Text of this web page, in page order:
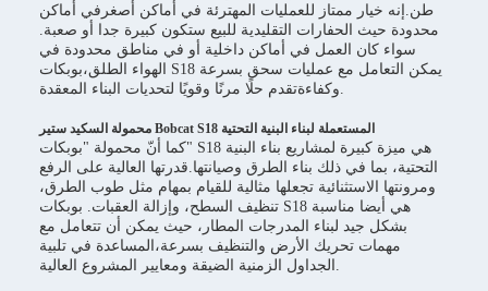
طن.إنه خيار ممتاز للعمليات المهترئة في أماكن أصغرفي أماكن
محدودة حيث الحفارات التقليدية للبيع ستكون كبيرة جدا أو صعبة.
سواء كان العمل في أماكن داخلية أو في مناطق محدودة في
الهواء الطلق،بوبكات S18 يمكن التعامل مع عمليات سحق بسرعة
وكفاءةتقدم حلًا مرنًا وقويًا لتحديات البناء المعقدة.
محمولة السكيد ستير Bobcat S18 المستعملة لبناء البنية التحتية
كما أنّ محمولة "بوبكات" S18 هي ميزة كبيرة لمشاريع بناء البنية
التحتية، بما في ذلك بناء الطرق وصيانتها.قدرتها العالية على الرفع
ومرونتها الاستثنائية تجعلها مثالية للقيام بمهام مثل طوب الطرق،
تنظيف السطح، وإزالة العقبات. بوبكات S18 هي أيضا مناسبة
بشكل جيد لبناء المدرجات المطار، حيث يمكن أن تتعامل مع
مهمات تحريك الأرض والتنظيف بسرعة،المساعدة في تلبية
الجداول الزمنية الضيقة ومعايير المشروع العالية.